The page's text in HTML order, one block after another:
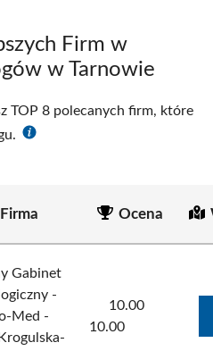
Firm w
w Tarnowie
TOP 8 polecanych firm, które
Firma Ocena
Gabinet
-
Med -
10.00
10.00